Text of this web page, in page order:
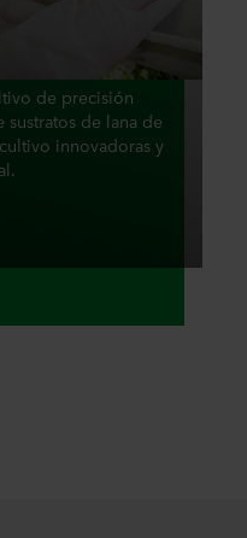
de precisión
de lana de
innovadoras y